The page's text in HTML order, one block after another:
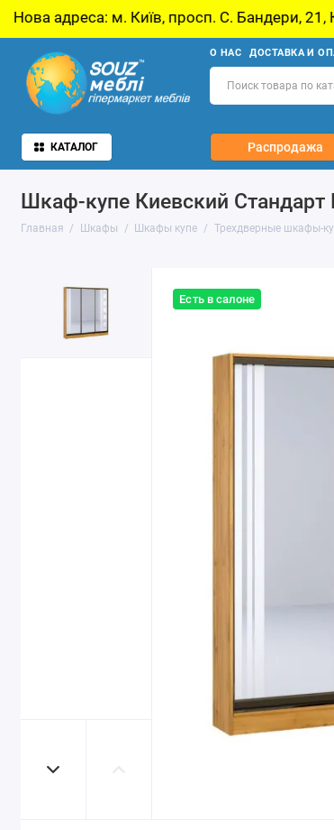
просп. С. Бандери, 21, Київ У
О НАС ДОСТАВКА И
КАТАЛОГ Распродажа
Шкаф-купе Киевский
Главная Шкафы Шкафы купе Трехдверные шкафы-
Есть в салоне